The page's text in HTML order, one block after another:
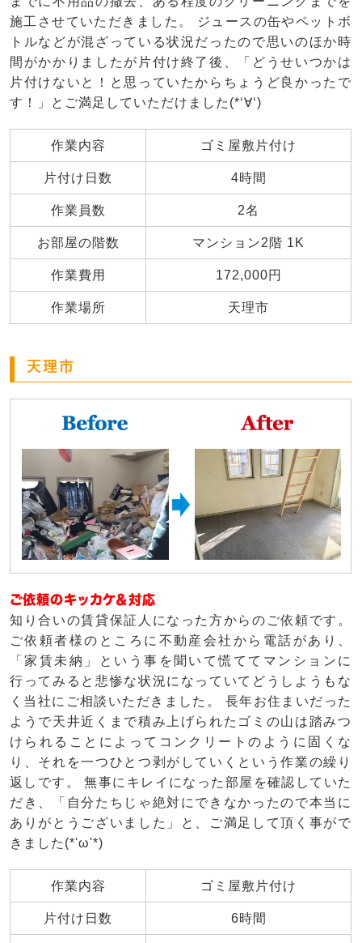
施工させていただきました。 ジュースの缶やペットボ
トルなどが混ざっている状況だったので思いのほか時
間がかかりましたが片付け終了後、「どうせいつかは
片付けないと！と思っていたからちょうど良かったで
す！」とご満足していただけました(*‘∀‘)
作業内容 ゴミ屋敷片付け
片付け日数 4時間
作業員数 2名
お部屋の階数 マンション2階 1K
作業費用 172,000円
作業場所 天理市
天理市
ご依頼のキッカケ＆対応
知り合いの賃貸保証人になった方からのご依頼です。
ご依頼者様のところに不動産会社から電話があり、
「家賃未納」という事を聞いて慌ててマンションに
行ってみると悲惨な状況になっていてどうしようもな
く当社にご相談いただきました。 長年お住まいだった
ようで天井近くまで積み上げられたゴミの山は踏みつ
けられることによってコンクリートのように固くな
り、それを一つひとつ剥がしていくという作業の繰り
返しです。 無事にキレイになった部屋を確認していた
だき、「自分たちじゃ絶対にできなかったので本当に
ありがとうございました」と、ご満足して頂く事がで
きました(*'ω'*)
作業内容 ゴミ屋敷片付け
片付け日数 6時間